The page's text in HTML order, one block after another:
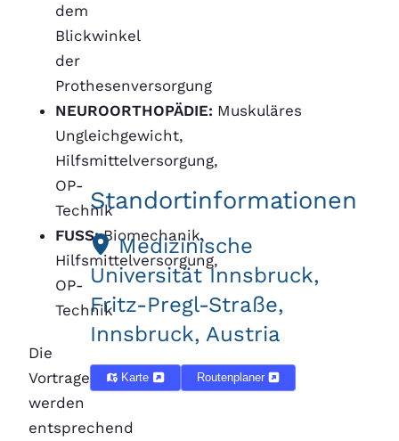
dem
Blickwinkel
der
Prothesenversorgung
NEUROORTHOPÄDIE: Muskuläres
Ungleichgewicht,
Hilfsmittelversorgung,
OP-
Technik
FUSS:Biomechanik,
Hilfsmittelversorgung,
OP-
Technik
Die
Vortragenden
werden
entsprechend
Standortinformationen
Medizinische
Universität Innsbruck,
Fritz-Pregl-Straße,
Innsbruck, Austria
Karte Routenplaner